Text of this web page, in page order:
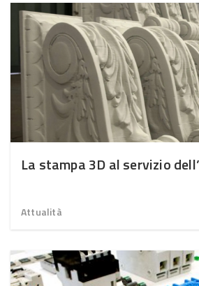
La stampa 3D al servizio
Attualità